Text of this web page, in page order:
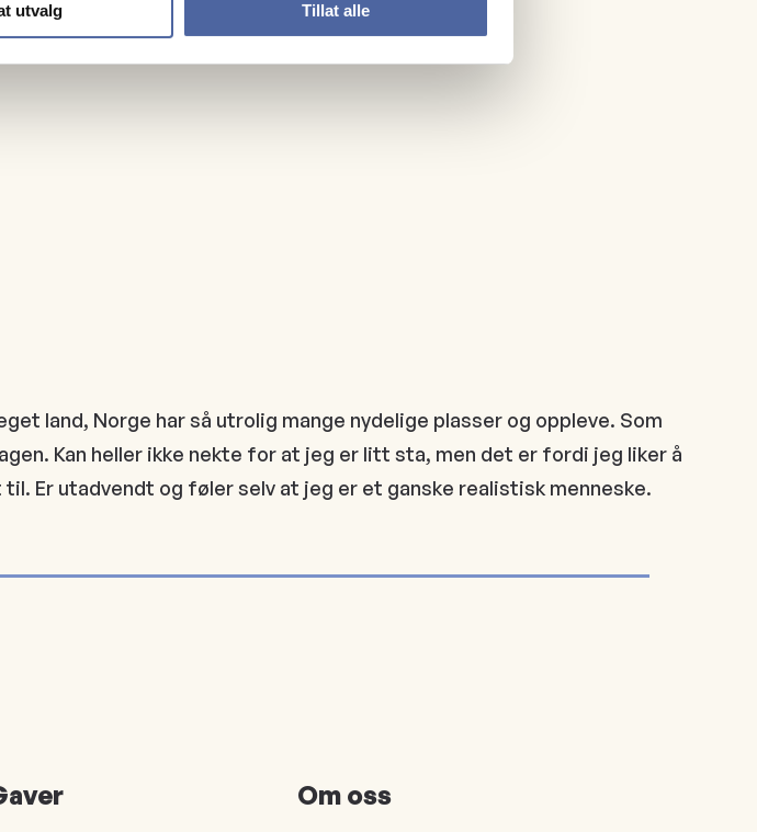
utvalg Tillat alle
land, Norge har så utrolig mange nydelige plasser og oppleve. Som
Kan heller ikke nekte for at jeg er litt sta, men det er fordi jeg liker å
Er utadvendt og føler selv at jeg er et ganske realistisk menneske.
Om oss